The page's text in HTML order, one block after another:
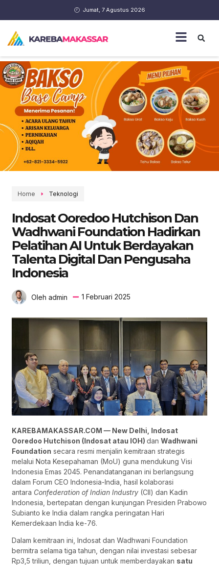
Jumat, 7 Agustus 2026
Home Teknologi
Indosat Ooredoo Hutchison Dan
Wadhwani Foundation Hadirkan
Pelatihan AI Untuk Berdayakan
Talenta Digital Dan Pengusaha
Indonesia
Oleh admin 1 Februari 2025
KAREBAMAKASSAR.COM — New Delhi, Indosat
Ooredoo Hutchison (Indosat atau IOH) dan Wadhwani
Foundation secara resmi menjalin kemitraan strategis
melalui Nota Kesepahaman (MoU) guna mendukung Visi
Indonesia Emas 2045. Penandatanganan ini berlangsung
dalam Forum CEO Indonesia-India, hasil kolaborasi
antara Confederation of Indian Industry (CII) dan Kadin
Indonesia, bertepatan dengan kunjungan Presiden Prabowo
Subianto ke India dalam rangka peringatan Hari
Kemerdekaan India ke-76.
Dalam kemitraan ini, Indosat dan Wadhwani Foundation
bermitra selama tiga tahun, dengan nilai investasi sebesar
Rp3,5 triliun, dengan tujuan untuk memberdayakan satu